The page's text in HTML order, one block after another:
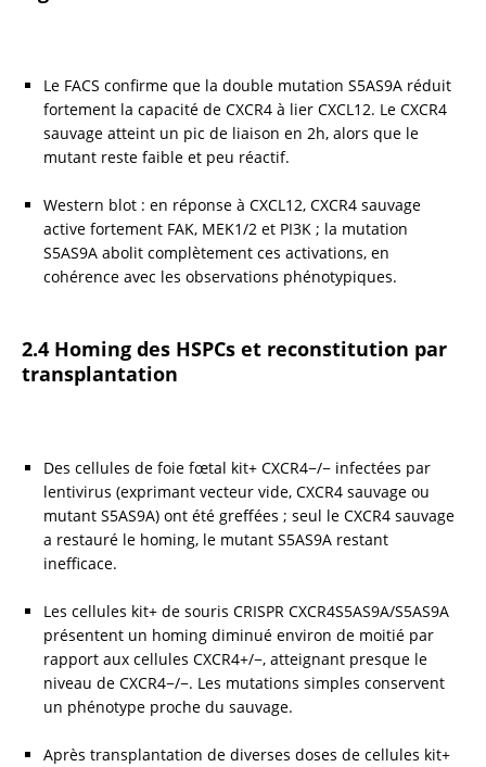
Le FACS confirme que la double mutation S5AS9A réduit
fortement la capacité de CXCR4 à lier CXCL12. Le CXCR4
sauvage atteint un pic de liaison en 2h, alors que le
mutant reste faible et peu réactif.
Western blot : en réponse à CXCL12, CXCR4 sauvage
active fortement FAK, MEK1/2 et PI3K ; la mutation
S5AS9A abolit complètement ces activations, en
cohérence avec les observations phénotypiques.
2.4 Homing des HSPCs et reconstitution par
transplantation
Des cellules de foie fœtal kit+ CXCR4−/− infectées par
lentivirus (exprimant vecteur vide, CXCR4 sauvage ou
mutant S5AS9A) ont été greffées ; seul le CXCR4 sauvage
a restauré le homing, le mutant S5AS9A restant
inefficace.
Les cellules kit+ de souris CRISPR CXCR4S5AS9A/S5AS9A
présentent un homing diminué environ de moitié par
rapport aux cellules CXCR4+/−, atteignant presque le
niveau de CXCR4−/−. Les mutations simples conservent
un phénotype proche du sauvage.
Après transplantation de diverses doses de cellules kit+